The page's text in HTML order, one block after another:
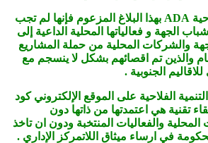
* ان وكالة التنمية الفلاحية ADA بهذا البلاغ المزعوم فإنها لم تجب
الجهة و فعالياتها المحلية الداعية إلى
والشركات المحلية من حملة المشاريع
والذين تم اقصائهم بشكل لا ينسجم مع
الجنوبية .
الفلاحية على الموقع الإلكتروني كود
تقنية هي اعتمدتها من ذاتها دون
والفعاليات المنتخبة ودون ان تاخذ
في ارساء ميثاق اللاتمركز الإداري .